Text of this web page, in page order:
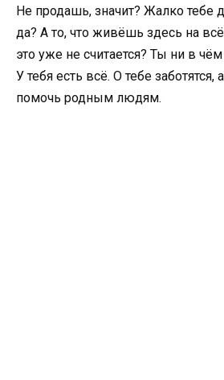
Не продашь, значит? Жалко тебе
да? А то, что живёшь здесь на
это уже не считается? Ты ни в
У тебя есть всё. О тебе
помочь родным людям.